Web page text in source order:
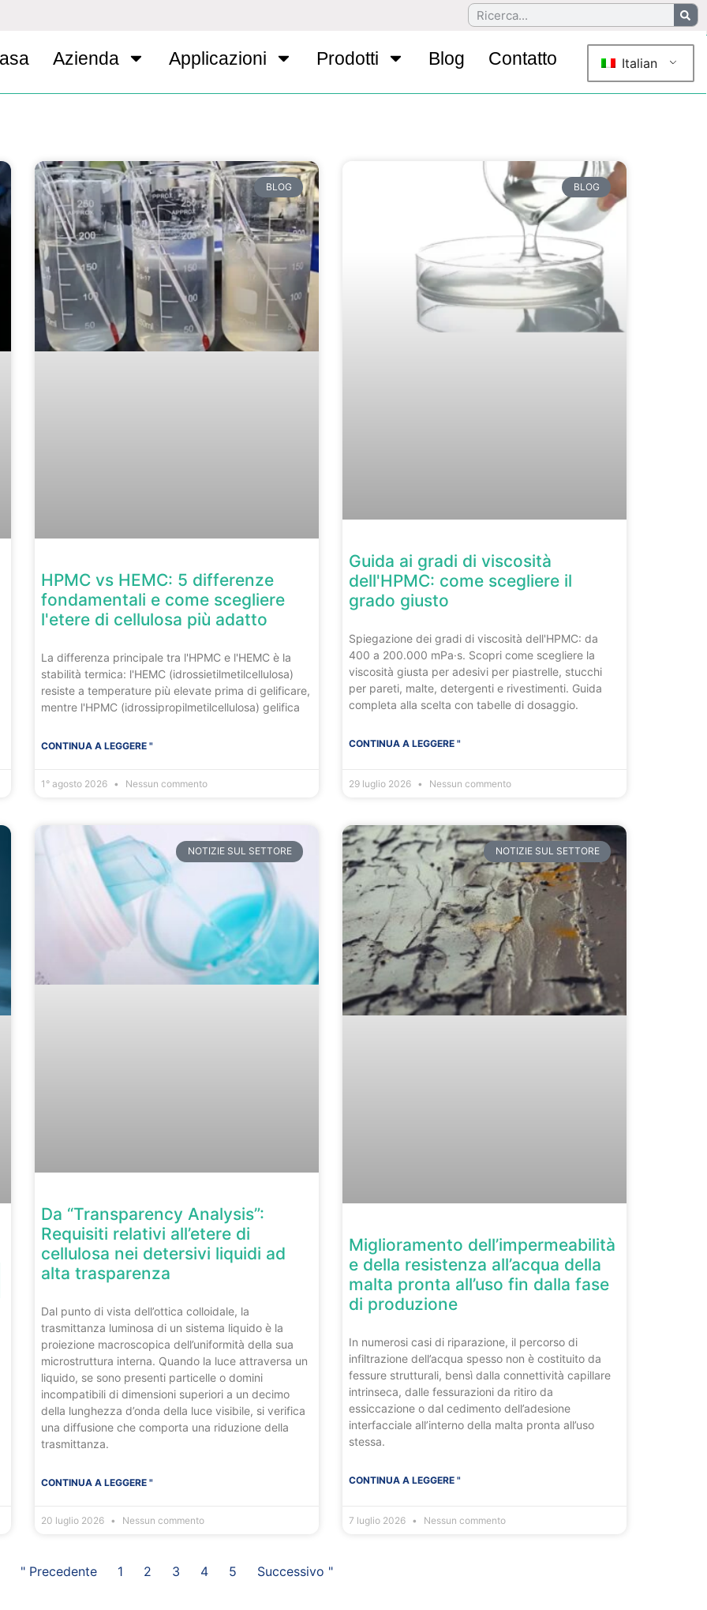
Azienda Applicazioni Prodotti Blog Contatto Italian
BLOG
HPMC vs HEMC: 5 differenze
fondamentali e come scegliere
l'etere di cellulosa più adatto
La differenza principale tra l'HPMC e l'HEMC è la
stabilità termica: l'HEMC (idrossietilmetilcellulosa)
resiste a temperature più elevate prima di gelificare,
mentre l'HPMC (idrossipropilmetilcellulosa) gelifica
CONTINUA A LEGGERE "
1° agosto 2026 Nessun commento
BLOG
Guida ai gradi di viscosità
dell'HPMC: come scegliere il
grado giusto
Spiegazione dei gradi di viscosità dell'HPMC: da
400 a 200.000 mPa·s. Scopri come scegliere la
viscosità giusta per adesivi per piastrelle, stucchi
per pareti, malte, detergenti e rivestimenti. Guida
completa alla scelta con tabelle di dosaggio.
CONTINUA A LEGGERE "
29 luglio 2026 Nessun commento
NOTIZIE SUL SETTORE
Da “Transparency Analysis”:
Requisiti relativi all’etere di
cellulosa nei detersivi liquidi ad
alta trasparenza
Dal punto di vista dell’ottica colloidale, la
trasmittanza luminosa di un sistema liquido è la
proiezione macroscopica dell’uniformità della sua
microstruttura interna. Quando la luce attraversa un
liquido, se sono presenti particelle o domini
incompatibili di dimensioni superiori a un decimo
della lunghezza d’onda della luce visibile, si verifica
una diffusione che comporta una riduzione della
trasmittanza.
CONTINUA A LEGGERE "
20 luglio 2026 Nessun commento
NOTIZIE SUL SETTORE
Miglioramento dell’impermeabilità
e della resistenza all’acqua della
malta pronta all’uso fin dalla fase
di produzione
In numerosi casi di riparazione, il percorso di
infiltrazione dell’acqua spesso non è costituito da
fessure strutturali, bensì dalla connettività capillare
intrinseca, dalle fessurazioni da ritiro da
essiccazione o dal cedimento dell’adesione
interfacciale all’interno della malta pronta all’uso
stessa.
CONTINUA A LEGGERE "
7 luglio 2026 Nessun commento
" Precedente 1 2 3 4 5 Successivo "